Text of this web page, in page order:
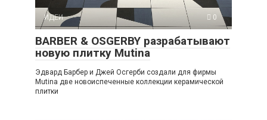
ИДЕИ 0
BARBER & OSGERBY разрабатывают
новую плитку Mutina
Эдвард Барбер и Джей Осгерби создали для фирмы
Mutina две новоиспеченные коллекции керамической
плитки